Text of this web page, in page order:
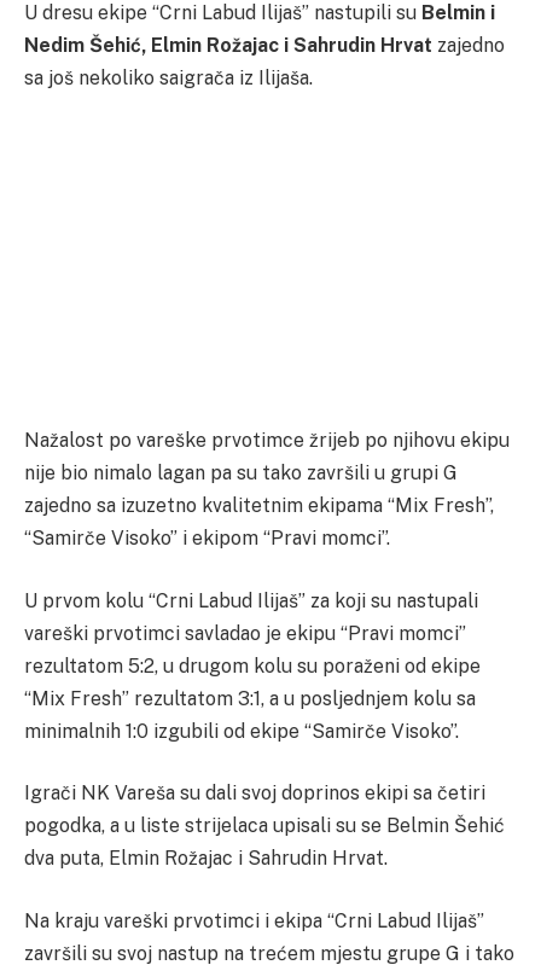
U dresu ekipe “Crni Labud Ilijaš” nastupili su Belmin i
Nedim Šehić, Elmin Rožajac i Sahrudin Hrvat zajedno
sa još nekoliko saigrača iz Ilijaša.
Nažalost po vareške prvotimce žrijeb po njihovu ekipu
nije bio nimalo lagan pa su tako završili u grupi G
zajedno sa izuzetno kvalitetnim ekipama “Mix Fresh”,
“Samirče Visoko” i ekipom “Pravi momci”.
U prvom kolu “Crni Labud Ilijaš” za koji su nastupali
vareški prvotimci savladao je ekipu “Pravi momci”
rezultatom 5:2, u drugom kolu su poraženi od ekipe
“Mix Fresh” rezultatom 3:1, a u posljednjem kolu sa
minimalnih 1:0 izgubili od ekipe “Samirče Visoko”.
Igrači NK Vareša su dali svoj doprinos ekipi sa četiri
pogodka, a u liste strijelaca upisali su se Belmin Šehić
dva puta, Elmin Rožajac i Sahrudin Hrvat.
Na kraju vareški prvotimci i ekipa “Crni Labud Ilijaš”
završili su svoj nastup na trećem mjestu grupe G i tako